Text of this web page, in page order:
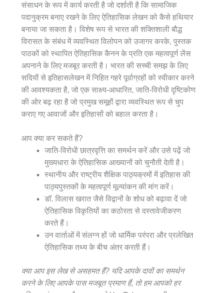
संसाधन के रूप में कार्य करती है जो दर्शाती है कि सामाजिक
पदानुक्रम बनाए रखने के लिए ऐतिहासिक लेखन को कैसे हथियार
बनाया जा सकता है। विशेष रूप से भारत की शक्तिशाली बौद्ध
विरासत के संबंध में व्यवस्थित विलोपन को उजागर करके, पुस्तक
पाठकों को स्थापित ऐतिहासिक कैनन के प्रति एक महत्वपूर्ण लेंस
अपनाने के लिए मजबूर करती है। भारत की सच्ची समझ के लिए
सदियों से इतिहासलेखन में निहित गहरे पूर्वाग्रहों को स्वीकार करने
की आवश्यकता है, जो एक साक्ष्य-आधारित, जाति-विरोधी दृष्टिकोण
की ओर बढ़ रहा है जो प्रमुख समूहों द्वारा व्यवस्थित रूप से चुप
कराए गए आवाजों और इतिहासों को बहाल करता है।
आप क्या कर सकते हैं?
जाति-विरोधी छात्रवृत्ति का समर्थन करें और उसे पढ़ें जो
मुख्यधारा के ऐतिहासिक आख्यानों को चुनौती देती है।
स्थानीय और राष्ट्रीय शैक्षिक पाठ्यक्रमों में इतिहास की
पाठ्यपुस्तकों के महत्वपूर्ण मूल्यांकन की मांग करें।
डॉ. विलास खरात जैसे विद्वानों के शोध को बढ़ावा दें जो
ऐतिहासिक विकृतियों का कठोरता से दस्तावेजीकरण
करते हैं।
उन वार्ताओं में संलग्न हों जो धार्मिक परंपरा और प्रलेखित
ऐतिहासिक तथ्य के बीच अंतर करती हैं।
क्या आप इस लेख से असहमत हैं? यदि आपके दावों का समर्थन
करने के लिए आपके पास मजबूत प्रमाण हैं, तो हम आपको हर